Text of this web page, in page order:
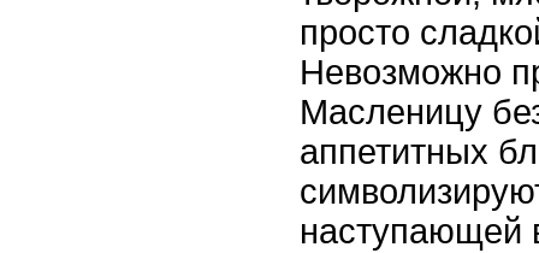
просто
Невозможно
Масленицу
аппетитных
наступающей